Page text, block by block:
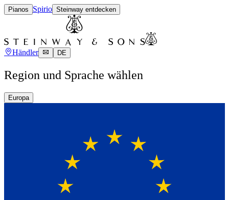
Pianos Spirio Steinway entdecken
Händler DE
Region und Sprache wählen
Europa